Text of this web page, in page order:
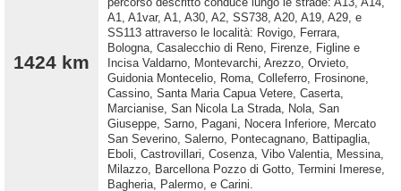
1424 km
A1, A1var, A1, A30, A2, SS738, A20, A19, A29, e
SS113 attraverso le località: Rovigo, Ferrara,
Bologna, Casalecchio di Reno, Firenze, Figline e
Incisa Valdarno, Montevarchi, Arezzo, Orvieto,
Guidonia Montecelio, Roma, Colleferro, Frosinone,
Cassino, Santa Maria Capua Vetere, Caserta,
Marcianise, San Nicola La Strada, Nola, San
Giuseppe, Sarno, Pagani, Nocera Inferiore, Mercato
San Severino, Salerno, Pontecagnano, Battipaglia,
Eboli, Castrovillari, Cosenza, Vibo Valentia, Messina,
Milazzo, Barcellona Pozzo di Gotto, Termini Imerese,
Bagheria, Palermo, e Carini.